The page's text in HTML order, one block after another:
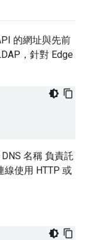
的網址與先前
，針對 Edge
名稱 負責託
線使用 HTTP 或